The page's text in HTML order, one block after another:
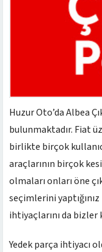
Huzur Oto’da Albea
bulunmaktadır. Fiat
birlikte birçok
araçlarının birçok
olmaları onları öne
seçimlerini
ihtiyaçlarını da bizler
Yedek parça ihtiyacı